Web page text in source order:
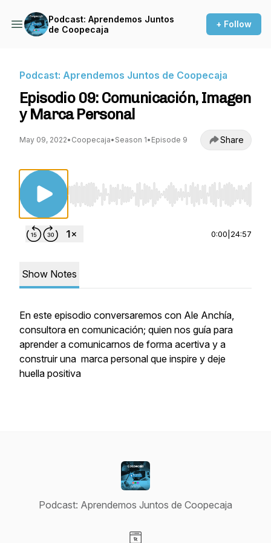
Podcast: Aprendemos Juntos
de Coopecaja
+ Follow
Podcast: Aprendemos Juntos de Coopecaja
Episodio 09: Comunicación, Imagen
y Marca Personal
May 09, 2022• Coopecaja• Season 1• Episode 9 Share
Use Left/Right to seek, Home/End to jump to
0:00 24:57
Show Notes
En este episodio conversaremos con Ale Anchía,
consultora en comunicación; quien nos guía para
aprender a comunicarnos de forma acertiva y a
construir una marca personal que inspire y deje
huella positiva
Podcast: Aprendemos Juntos de Coopecaja